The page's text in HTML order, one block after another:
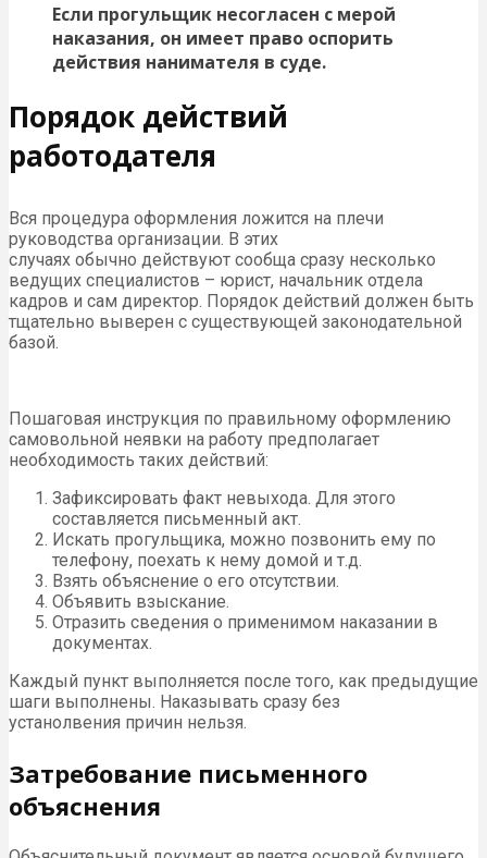
Если прогульщик несогласен с мерой
наказания, он имеет право оспорить
действия нанимателя в суде.
Порядок действий
работодателя
Вся процедура оформления ложится на плечи
руководства организации. В этих
случаях обычно действуют сообща сразу несколько
ведущих специалистов – юрист, начальник отдела
кадров и сам директор. Порядок действий должен быть
тщательно выверен с существующей законодательной
базой.
Пошаговая инструкция по правильному оформлению
самовольной неявки на работу предполагает
необходимость таких действий:
Зафиксировать факт невыхода. Для этого
составляется письменный акт.
Искать прогульщика, можно позвонить ему по
телефону, поехать к нему домой и т.д.
Взять объяснение о его отсутствии.
Объявить взыскание.
Отразить сведения о применимом наказании в
документах.
Каждый пункт выполняется после того, как предыдущие
шаги выполнены. Наказывать сразу без
устанолвения причин нельзя.
Затребование письменного
объяснения